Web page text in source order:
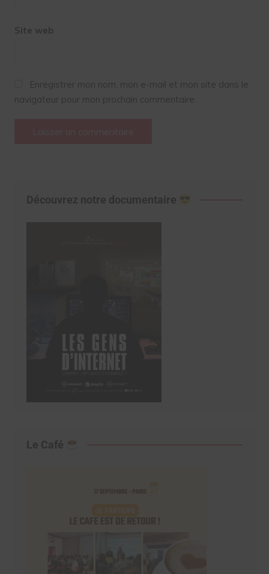
Site web
Enregistrer mon nom, mon e-mail et mon site dans le
navigateur pour mon prochain commentaire.
Découvrez notre documentaire
Le Café